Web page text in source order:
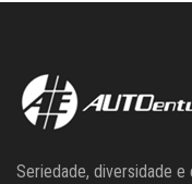
Seriedade, diversidade